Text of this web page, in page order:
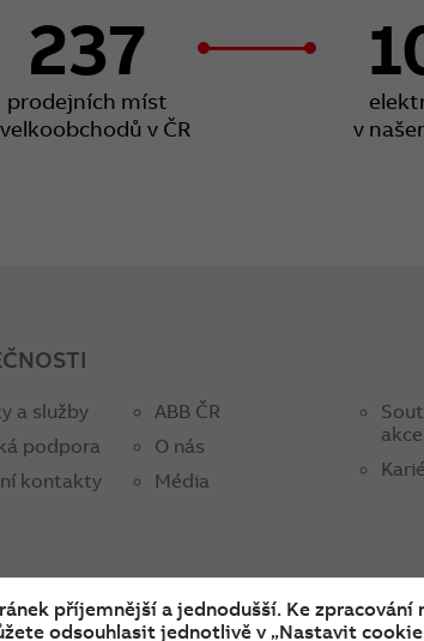
237
prodejních míst
v ČR
v
a služby
podpora
kontakty
ABB ČR
O nás
Média
akce
příjemnější a jednodušší. Ke
odsouhlasit jednotlivě v „Nastavit